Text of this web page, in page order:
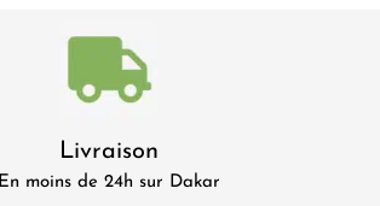
Livraison
En moins de 24h sur Dakar